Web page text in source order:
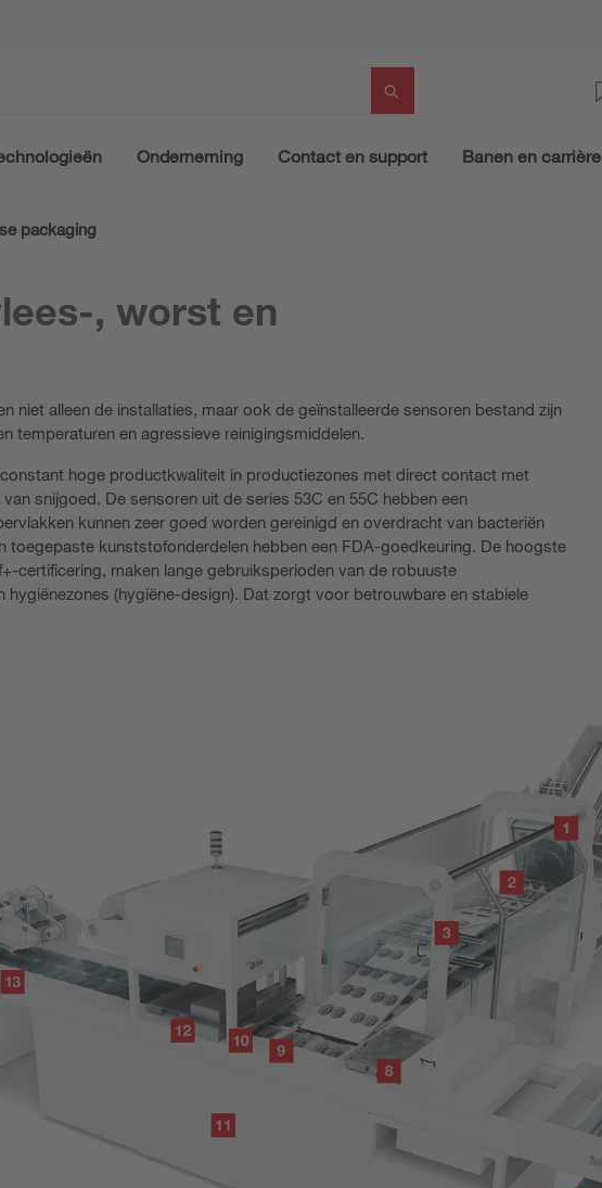
Onderneming Contact en support Banen en carrière
packaging
, worst en
niet alleen de installaties, maar ook de geïnstalleerde sensoren bestand zijn
temperaturen en agressieve reinigingsmiddelen.
hoge productkwaliteit in productiezones met direct contact met
snijgoed. De sensoren uit de series 53C en 55C hebben een
kunnen zeer goed worden gereinigd en overdracht van bacteriën
toegepaste kunststofonderdelen hebben een FDA-goedkeuring. De hoogste
certificering, maken lange gebruiksperioden van de robuuste
(hygiëne-design). Dat zorgt voor betrouwbare en stabiele